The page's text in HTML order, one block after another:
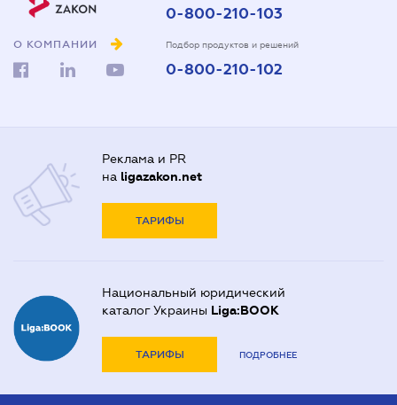
О КОМПАНИИ
0-800-210-103
Подбор продуктов и решений
0-800-210-102
Реклама и PR
на ligazakon.net
ТАРИФЫ
Национальный юридический
каталог Украины Liga:BOOK
ТАРИФЫ ПОДРОБНЕЕ